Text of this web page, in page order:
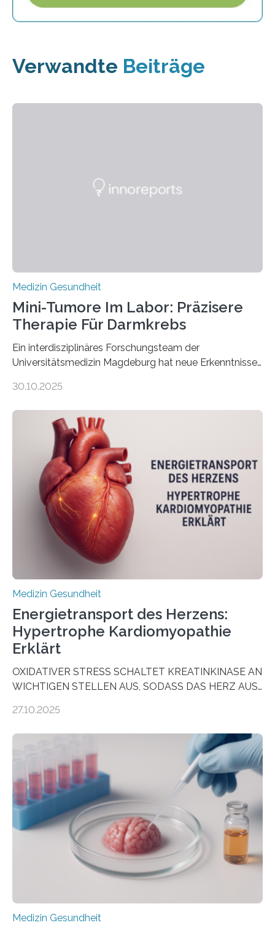
Verwandte Beiträge
Medizin Gesundheit
Mini-Tumore Im Labor: Präzisere
Therapie Für Darmkrebs
Ein interdisziplinäres Forschungsteam der
Universitätsmedizin Magdeburg hat neue Erkenntnisse
behandelt werden kann. In ihrer aktuellen Studie,
Oncology, zeigen die Forschenden, dass Mini-Tumore
aus Gewebe von Patientinnen und Patienten –
sogenannte Organoide – genutzt werden können, um
vorab zu prüfen, welche Medikamente am besten
wirken. Dabei wurde ein Eiweiß identifiziert, das künftig
als Biomarker für die Wahl der passenden Therapie
dienen könnte. Darmkrebs zählt weltweit zu den
häufigsten Krebsarten und stellt…
30.10.2025
Medizin Gesundheit
Energietransport des Herzens:
Hypertrophe Kardiomyopathie
Erklärt
OXIDATIVER STRESS SCHALTET KREATINKINASE AN
WICHTIGEN STELLEN AUS, SODASS DAS HERZ AUS
aus dem Deutschen Zentrum für Herzinsuffizienz
im Journal Circulation, warum der Energietransport bei
der Hypertrophen Kardiomyopathie (HCM) versagen
kann und wie sich durch eine Verringerung der
Herzbelastung und des oxidativen Stresses
Rhythmusstörungen reduzieren lassen. Würzburg. Die
hypertrophe Kardiomyopathie (HCM) ist die häufigste
erblich bedingte Herzerkrankung. Sie führt dazu, dass
sich die linke Herzkammer verdickt, der Herzmuskel zu
stark kontrahiert…
27.10.2025
Medizin Gesundheit